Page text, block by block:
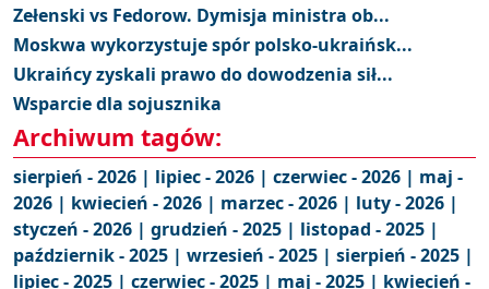
Zełenski vs Fedorow. Dymisja ministra ob...
Moskwa wykorzystuje spór polsko-ukraińsk...
Ukraińcy zyskali prawo do dowodzenia sił...
Wsparcie dla sojusznika
Archiwum tagów:
sierpień - 2026 | lipiec - 2026 | czerwiec - 2026 | maj -
2026 | kwiecień - 2026 | marzec - 2026 | luty - 2026 |
styczeń - 2026 | grudzień - 2025 | listopad - 2025 |
październik - 2025 | wrzesień - 2025 | sierpień - 2025 |
lipiec - 2025 | czerwiec - 2025 | maj - 2025 | kwiecień -